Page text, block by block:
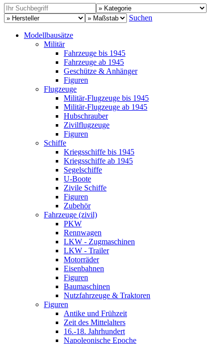
Suchen
Modellbausätze
Militär
Fahrzeuge bis 1945
Fahrzeuge ab 1945
Geschütze & Anhänger
Figuren
Flugzeuge
Militär-Flugzeuge bis 1945
Militär-Flugzeuge ab 1945
Hubschrauber
Zivilflugzeuge
Figuren
Schiffe
Kriegsschiffe bis 1945
Kriegsschiffe ab 1945
Segelschiffe
U-Boote
Zivile Schiffe
Figuren
Zubehör
Fahrzeuge (zivil)
PKW
Rennwagen
LKW - Zugmaschinen
LKW - Trailer
Motorräder
Eisenbahnen
Figuren
Baumaschinen
Nutzfahrzeuge & Traktoren
Figuren
Antike und Frühzeit
Zeit des Mittelalters
16.-18. Jahrhundert
Napoleonische Epoche